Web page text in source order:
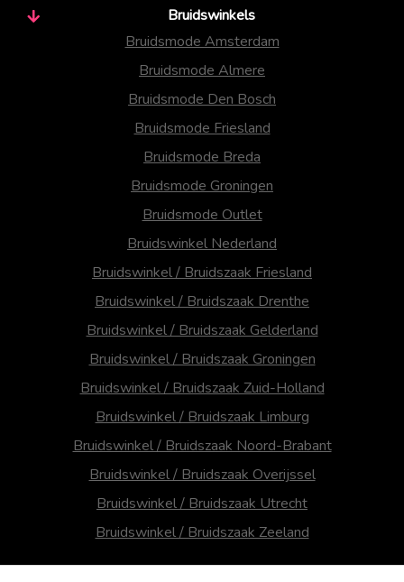
Bruidswinkels
Bruidsmode Amsterdam
Bruidsmode Almere
Bruidsmode Den Bosch
Bruidsmode Friesland
Bruidsmode Breda
Bruidsmode Groningen
Bruidsmode Outlet
Bruidswinkel Nederland
Bruidswinkel / Bruidszaak Friesland
Bruidswinkel / Bruidszaak Drenthe
Bruidswinkel / Bruidszaak Gelderland
Bruidswinkel / Bruidszaak Groningen
Bruidswinkel / Bruidszaak Zuid-Holland
Bruidswinkel / Bruidszaak Limburg
Bruidswinkel / Bruidszaak Noord-Brabant
Bruidswinkel / Bruidszaak Overijssel
Bruidswinkel / Bruidszaak Utrecht
Bruidswinkel / Bruidszaak Zeeland